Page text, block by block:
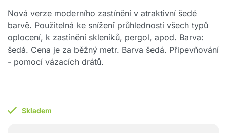
Nová verze moderního zastínění v atraktivní šedé
barvě. Použitelná ke snížení průhlednosti všech typů
oplocení, k zastínění skleníků, pergol, apod. Barva:
šedá. Cena je za běžný metr. Barva šedá. Připevňování
- pomocí vázacích drátů.
Skladem